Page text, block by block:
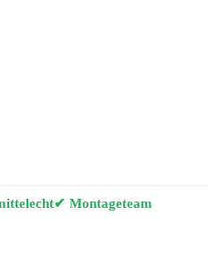
✔ Montageteam